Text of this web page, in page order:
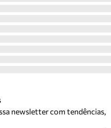
newsletter com tendências,